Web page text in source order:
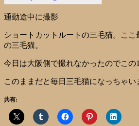
通勤途中に撮影
ショートカットルートの三毛猫。こ
の三毛猫。
今日は大阪側で撮れなかったのでこの
このままだと毎日三毛猫になっちゃい
共有: